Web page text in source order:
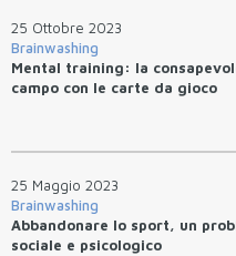
25 Ottobre 2023
Brainwashing
Mental training: la
campo con le carte da gioco
25 Maggio 2023
Brainwashing
Abbandonare lo sport, un
sociale e psicologico